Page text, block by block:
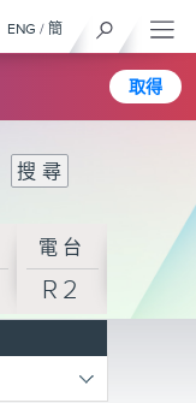
取得
ENG / 簡
電台
R2